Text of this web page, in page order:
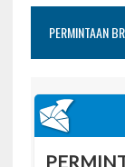
PERMINTAAN